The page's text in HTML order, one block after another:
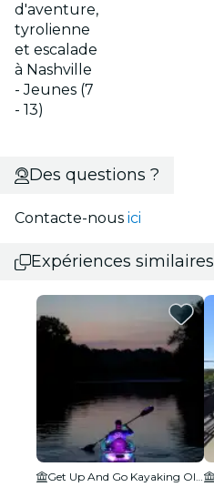
d'aventure,
tyrolienne
et escalade
à Nashville
- Jeunes (7
- 13)
Des questions ?
Contacte-nous ici
Expériences similaires
Get Up And Go Kayaking Old Hickory Lake